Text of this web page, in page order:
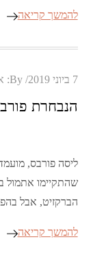
להמשך קריאה
Posted
7 ביוני 2019 By:
הנבחרת
ליסה פורבס,
שהתקיימו אתמול
הברקזיט, אבל
להמשך קריאה